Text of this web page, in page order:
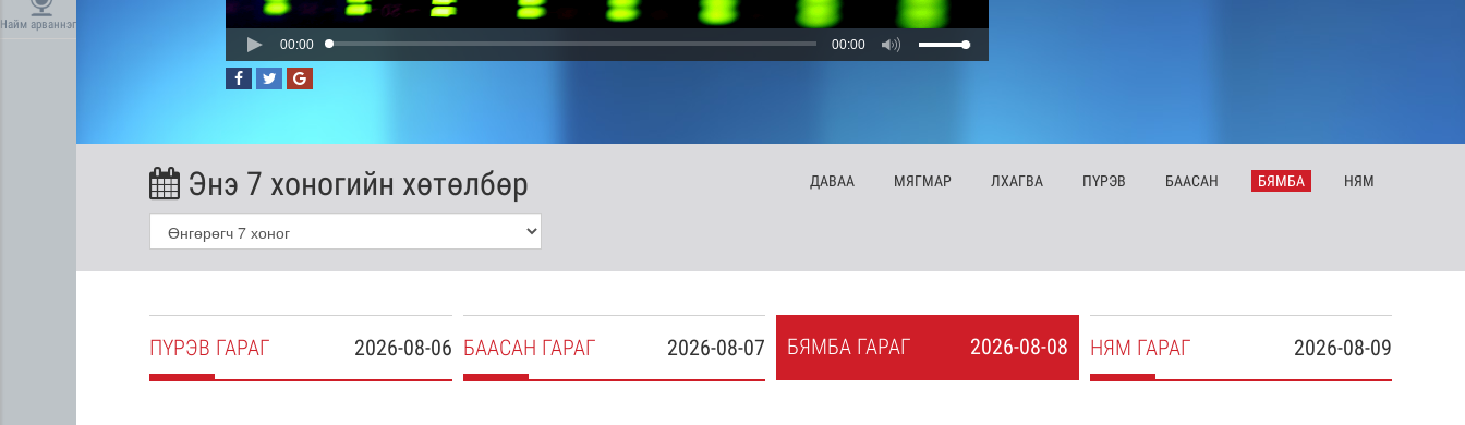
Найм арваннэг
00:00 00:00
Энэ 7 хоногийн хөтөлбөр ДАВАА МЯГМАР ЛХАГВА ПҮРЭВ БААСАН БЯМБА НЯМ
2026-08-06
ПҮРЭВ ГАРАГ 2026-08-07
БААСАН ГАРАГ 2026-08-08
БЯМБА ГАРАГ 2026-08-09
НЯМ ГАРАГ